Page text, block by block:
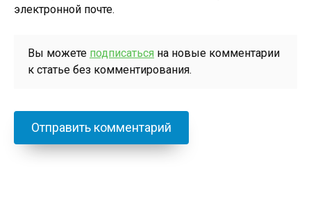
электронной почте.
Вы можете подписаться на новые комментарии
к статье без комментирования.